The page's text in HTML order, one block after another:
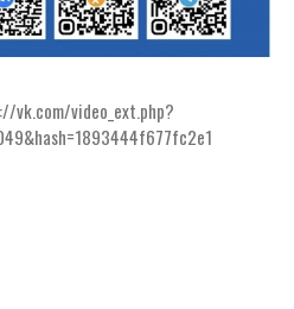
video_ext.php?